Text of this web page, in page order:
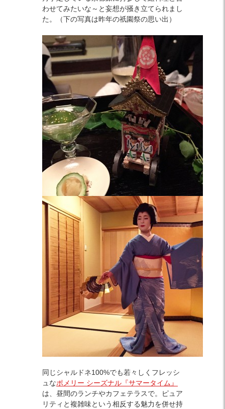
わせてみたいな～と妄想が掻き立てられまし
た。（下の写真は昨年の祇園祭の思い出）
同じシャルドネ100%でも若々しくフレッシ
ュなポメリー シーズナル『サマータイム』
は、昼間のランチやカフェテラスで。ピュア
リティと複雑味という相反する魅力を併せ持